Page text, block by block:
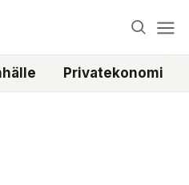
Privatekonomi